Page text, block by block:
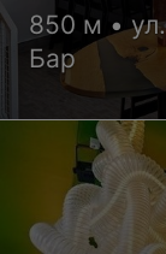
850 м •
Бар